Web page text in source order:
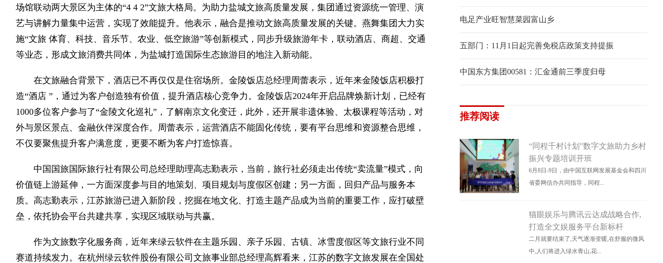
场馆联动两大景区为主体的“4 4 2”文旅大格局。为助力盐城文旅高质量发展，集团通过资源统一管理、演
艺与讲解力量集中运营，实现了效能提升。他表示，融合是推动文旅高质量发展的关键。燕舞集团大力实
施“文旅 体育、科技、音乐节、农业、低空旅游”等创新模式，同步升级旅游年卡，联动酒店、商超、交通
等业态，形成文旅消费共同体，为盐城打造国际生态旅游目的地注入新动能。
在文旅融合背景下，酒店已不再仅仅是住宿场所。金陵饭店总经理周蕾表示，近年来金陵饭店积极打
造“酒店 ”，通过为客户创造独有价值，提升酒店核心竞争力。金陵饭店2024年开启品牌焕新计划，已经有
1000多位客户参与了“金陵文化巡礼”，了解南京文化变迁，此外，还开展非遗体验、太极课程等活动，对
外与景区景点、金融伙伴深度合作。周蕾表示，运营酒店不能固化传统，要有平台思维和资源整合思维，
不仅要聚焦提升客户满意度，更要不断为客户打造惊喜。
中国国旅国际旅行社有限公司总经理助理高志勤表示，当前，旅行社必须走出传统“卖流量”模式，向
价值链上游延伸，一方面深度参与目的地策划、项目规划与度假区创建；另一方面，回归产品与服务本
质。高志勤表示，江苏旅游已进入新阶段，挖掘在地文化、打造主题产品成为当前的重要工作，应打破壁
垒，依托协会平台共建共享，实现区域联动与共赢。
作为文旅数字化服务商，近年来绿云软件在主题乐园、亲子乐园、古镇、冰雪度假区等文旅行业不同
赛道持续发力。在杭州绿云软件股份有限公司文旅事业部总经理高辉看来，江苏的数字文旅发展在全国处
电足产业旺智慧菜园富山乡
五部门：11月1日起完善免税店政策支持提振
中国东方集团00581：汇金通前三季度归母
推荐阅读
“同程千村计划”数字文旅助力乡村
振兴专题培训开班
6月8日-9日，由中国互联网发展基金会和四川
省委网信办共同指导，同程...
猫眼娱乐与腾讯云达成战略合作,
打造全文娱服务平台新标杆
二月就要结束了,天气逐渐变暖,在舒服的微风
中,人们将进入绿水青山,花...